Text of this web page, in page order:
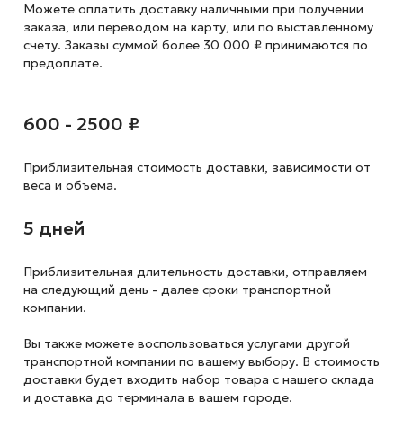
Можете оплатить доставку наличными при получении
заказа, или переводом на карту, или по выставленному
счету. Заказы суммой более 30 000 ₽ принимаются по
предоплате.
600 - 2500 ₽
Приблизительная стоимость доставки, зависимости от
веса и объема.
5 дней
Приблизительная длительность доставки, отправляем
на следующий день - далее сроки транспортной
компании.
Вы также можете воспользоваться услугами другой
транспортной компании по вашему выбору. В стоимость
доставки будет входить набор товара с нашего склада
и доставка до терминала в вашем городе.